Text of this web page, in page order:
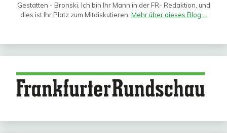
Gestatten - Bronski. Ich bin Ihr Mann in der FR- Redaktion, und
dies ist Ihr Platz zum Mitdiskutieren. Mehr über dieses Blog ...